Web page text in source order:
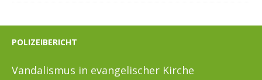
POLIZEIBERICHT
Vandalismus in evangelischer Kirche